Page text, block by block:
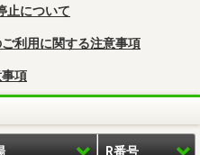
止について
利用に関する注意事項
項
R番号